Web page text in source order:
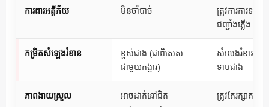
ការពារអគ្គីភ័យ មិនចាំបាច់
ត្រូវការការទប់ស្ក
ជញ្ជាំងភ្លើង
កម្រិតសំឡេងរំខាន
ខ្ពស់ជាង (ជាពិសេស
ជាមួយកង្ហារ)
សំលេងរំខានប្រតិ
ទាបជាង
ភាពងាយស្រួល
អាចដាក់នៅជិត
ត្រូវតែរក្សាគម្លា